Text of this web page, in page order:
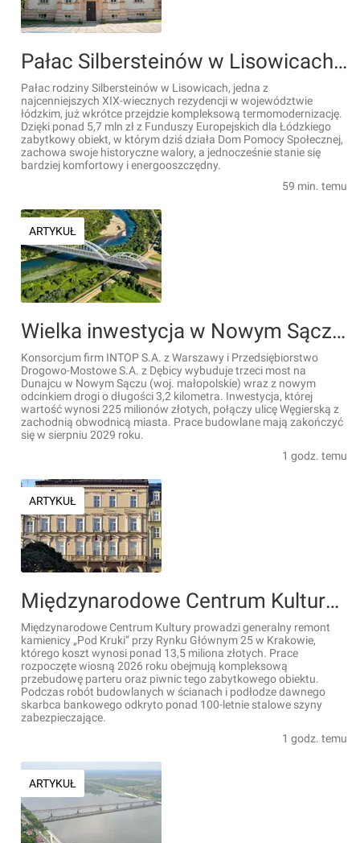
Pałac Silbersteinów w Lisowicach odzyska dawny blask. Zabytkowa rezydencja w woj. łódzkim z unijnym wsparciem [ZDJĘCIA]
Pałac rodziny Silbersteinów w Lisowicach, jedna z
najcenniejszych XIX-wiecznych rezydencji w województwie
łódzkim, już wkrótce przejdzie kompleksową termomodernizację.
Dzięki ponad 5,7 mln zł z Funduszy Europejskich dla Łódzkiego
zabytkowy obiekt, w którym dziś działa Dom Pomocy Społecznej,
zachowa swoje historyczne walory, a jednocześnie stanie się
bardziej komfortowy i energooszczędny.
59 min. temu
ARTYKUŁ
Wielka inwestycja w Nowym Sączu. Powstanie trzeci most na Dunajcu [FILMY]
Konsorcjum firm INTOP S.A. z Warszawy i Przedsiębiorstwo
Drogowo-Mostowe S.A. z Dębicy wybuduje trzeci most na
Dunajcu w Nowym Sączu (woj. małopolskie) wraz z nowym
odcinkiem drogi o długości 3,2 kilometra. Inwestycja, której
wartość wynosi 225 milionów złotych, połączy ulicę Węgierską z
zachodnią obwodnicą miasta. Prace budowlane mają zakończyć
się w sierpniu 2029 roku.
1 godz. temu
ARTYKUŁ
Międzynarodowe Centrum Kultury prowadzi generalny zabytkowej remont kamienicy "Pod Kruki" przy Rynku Głównym w Krakowie
Międzynarodowe Centrum Kultury prowadzi generalny remont
kamienicy „Pod Kruki” przy Rynku Głównym 25 w Krakowie,
którego koszt wynosi ponad 13,5 miliona złotych. Prace
rozpoczęte wiosną 2026 roku obejmują kompleksową
przebudowę parteru oraz piwnic tego zabytkowego obiektu.
Podczas robót budowlanych w ścianach i podłodze dawnego
skarbca bankowego odkryto ponad 100-letnie stalowe szyny
zabezpieczające.
1 godz. temu
ARTYKUŁ